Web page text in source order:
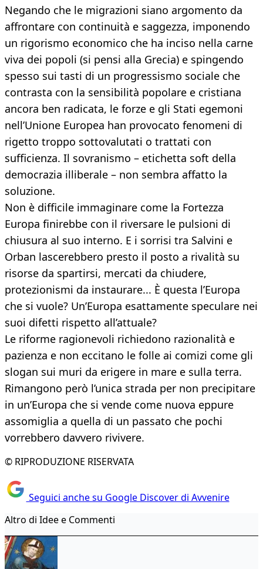
Negando che le migrazioni siano argomento da
affrontare con continuità e saggezza, imponendo
un rigorismo economico che ha inciso nella carne
viva dei popoli (si pensi alla Grecia) e spingendo
spesso sui tasti di un progressismo sociale che
contrasta con la sensibilità popolare e cristiana
ancora ben radicata, le forze e gli Stati egemoni
nell’Unione Europea han provocato fenomeni di
rigetto troppo sottovalutati o trattati con
sufficienza. Il sovranismo – etichetta soft della
democrazia illiberale – non sembra affatto la
soluzione.
Non è difficile immaginare come la Fortezza
Europa finirebbe con il riversare le pulsioni di
chiusura al suo interno. E i sorrisi tra Salvini e
Orban lascerebbero presto il posto a rivalità su
risorse da spartirsi, mercati da chiudere,
protezionismi da instaurare... È questa l’Europa
che si vuole? Un’Europa esattamente speculare nei
suoi difetti rispetto all’attuale?
Le riforme ragionevoli richiedono razionalità e
pazienza e non eccitano le folle ai comizi come gli
slogan sui muri da erigere in mare e sulla terra.
Rimangono però l’unica strada per non precipitare
in un’Europa che si vende come nuova eppure
assomiglia a quella di un passato che pochi
vorrebbero davvero rivivere.
© RIPRODUZIONE RISERVATA
Seguici anche su Google Discover di Avvenire
Altro di Idee e Commenti